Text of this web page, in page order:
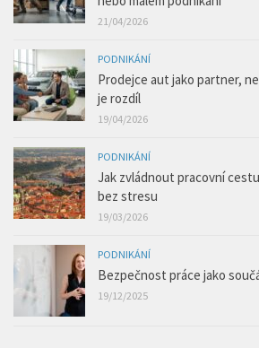
21/04/2026
PODNIKÁNÍ
Prodejce aut jako partner,
je rozdíl
19/04/2026
PODNIKÁNÍ
Jak zvládnout pracovní
bez stresu
19/03/2026
PODNIKÁNÍ
Bezpečnost práce jako
19/12/2025